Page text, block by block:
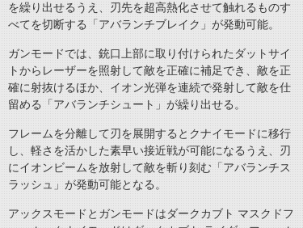
を繰り出せるうえ、刃先を超高熱化させて触れるものす
べてを切断する「アバランチブレイク」が発動可能。
ガンモードでは、銃口上部に取り付けられたダットサイ
トからレーザーを照射して敵を正確に補足でき、敵を正
確に射抜けるほか、イオン光弾を連続で発射して敵を仕
留める「アバランチシュート」が繰り出せる。
フレームを分離して刃を展開するとクナイモードに移行
し、軽さを活かした素早い接近戦が可能になるうえ、刃
にイオンビームを放射して敵を斬り刻む「アバランチス
ラッシュ」が発動可能となる。
アックスモードとガンモードはダークカブト マスクドフ